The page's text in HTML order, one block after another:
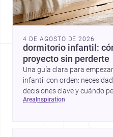
4 DE AGOSTO DE 2026
dormitorio infantil:
proyecto sin perderte
Una guía clara para
infantil con orden:
decisiones clave y cuándo
area inspiration